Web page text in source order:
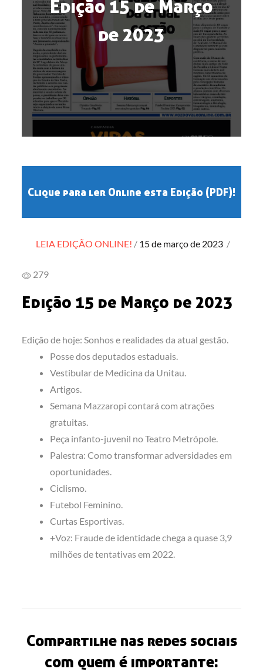
Edição 15 de Março
de 2023
Clique para ler Online esta Edição (PDF)!
LEIA EDIÇÃO ONLINE! Posted
15 de março de 2023 /
279
Edição 15 de Março de 2023
Edição de hoje: Sonhos e realidades da atual gestão.
Posse dos deputados estaduais.
Vestibular de Medicina da Unitau.
Artigos.
Semana Mazzaropi contará com atrações
gratuitas.
Peça infanto-juvenil no Teatro Metrópole.
Palestra: Como transformar adversidades em
oportunidades.
Ciclismo.
Futebol Feminino.
Curtas Esportivas.
+Voz: Fraude de identidade chega a quase 3,9
milhões de tentativas em 2022.
Compartilhe nas redes sociais
com quem é importante: